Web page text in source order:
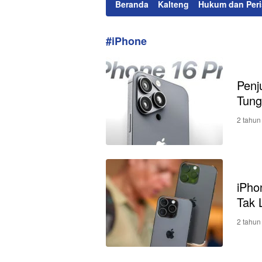
Beranda Kalteng Hukum dan
#iPhone
2
Tak
2